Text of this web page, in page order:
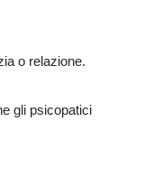
o relazione.
gli psicopatici